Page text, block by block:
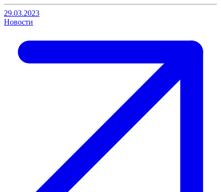
29.03.2023
Новости